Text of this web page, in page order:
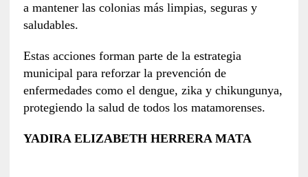
a mantener las colonias más limpias, seguras y
saludables.
Estas acciones forman parte de la estrategia
municipal para reforzar la prevención de
enfermedades como el dengue, zika y chikungunya,
protegiendo la salud de todos los matamorenses.
YADIRA ELIZABETH HERRERA MATA